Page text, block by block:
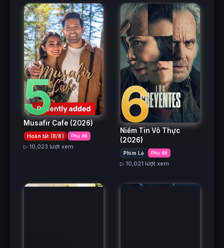
5
Musafir Cafe (2026)
Hoàn tất (8/8) Phụ đề
▷ 10,023 lượt xem
6
Niềm Tin Vô Thực
(2026)
Phim Lẻ Phụ đề
▷ 10,021 lượt xem